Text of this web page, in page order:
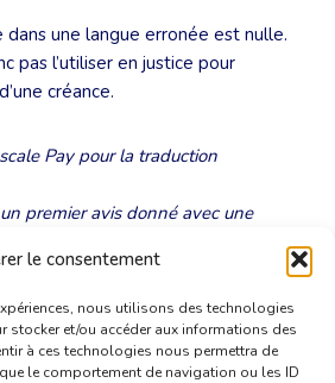
le consentement
nous utilisons des technologies
stocker et/ou accéder aux informations des
à ces technologies nous permettra de
le comportement de navigation ou les ID
une langue erronée est nulle.
pas l’utiliser en justice pour
créance.
Pay pour la traduction
premier avis donné avec une
le cadre d’une procédure.